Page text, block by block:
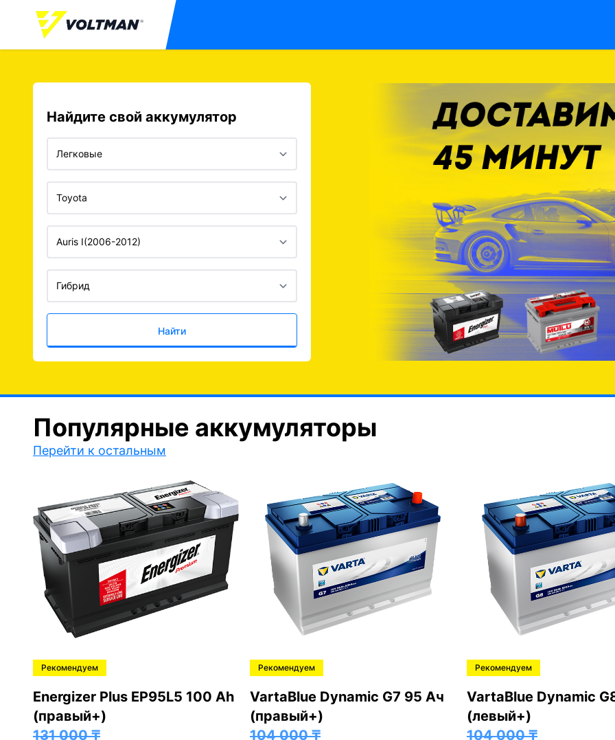
Найдите свой аккумулятор
Найти
Популярные аккумуляторы
Перейти к остальным
Рекомендуем
Energizer Plus EP95L5 100 Ah
(правый+)
131 000₸
Рекомендуем
VartaBlue Dynamic G7 95 Ач
(правый+)
104 000₸
Рекомендуем
VartaBlue Dynamic
(левый+)
104 000₸